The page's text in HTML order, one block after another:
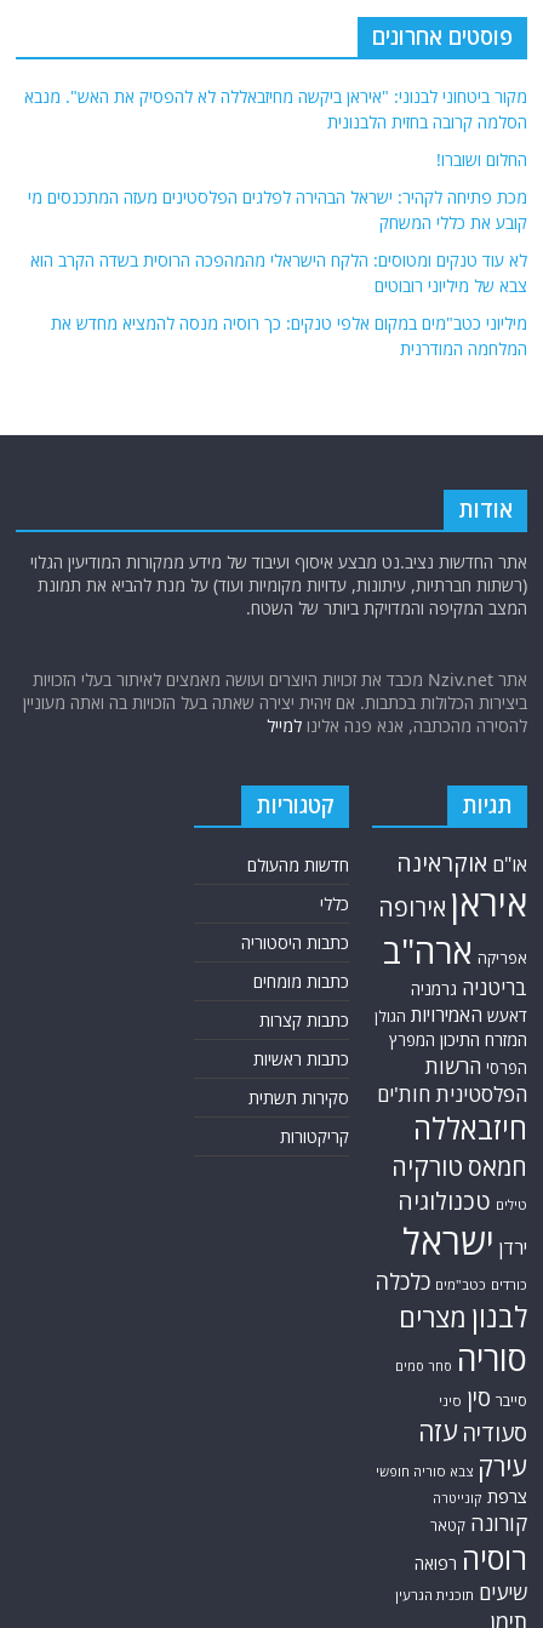
פוסטים אחרונים
מקור ביטחוני לבנוני: "איראן ביקשה מחיזבאללה לא להפסיק את האש". מנבא
הסלמה קרובה בחזית הלבנונית
החלום ושוברו!
מכת פתיחה לקהיר: ישראל הבהירה לפלגים הפלסטינים מעזה המתכנסים מי
קובע את כללי המשחק
לא עוד טנקים ומטוסים: הלקח הישראלי מהמהפכה הרוסית בשדה הקרב הוא
צבא של מיליוני רובוטים
מיליוני כטב"מים במקום אלפי טנקים: כך רוסיה מנסה להמציא מחדש את
המלחמה המודרנית
אודות
אתר החדשות נציב.נט מבצע איסוף ועיבוד של מידע ממקורות המודיעין הגלוי
(רשתות חברתיות, עיתונות, עדויות מקומיות ועוד) על מנת להביא את תמונת
המצב המקיפה והמדויקת ביותר של השטח.
אתר Nziv.net מכבד את זכויות היוצרים ועושה מאמצים לאיתור בעלי הזכויות
ביצירות הכלולות בכתבות. אם זיהית יצירה שאתה בעל הזכויות בה ואתה מעוניין
להסירה מהכתבה, אנא פנה אלינולמייל
תגיות
או"ם אוקראינה
איראן אירופה
אפריקה ארה"ב
בריטניה גרמניה
דאעש האמירויות הגולן
המזרח התיכון המפרץ
הפרסי הרשות
הפלסטינית חות'ים
חיזבאללה
חמאס טורקיה
טילים טכנולוגיה
ירדן ישראל
כורדים כטב"מים כלכלה
לבנון מצרים
סוריה סחר סמים
סייבר סין סיני
סעודיה עזה
עירק צבא סוריה חופשי
צרפת קונייטרה
קורונה קטאר
רוסיה רפואה
שיעים תוכנית הגרעין
תימן
קטגוריות
חדשות מהעולם
כללי
כתבות היסטוריה
כתבות מומחים
כתבות קצרות
כתבות ראשיות
סקירות תשתית
קריקטורות